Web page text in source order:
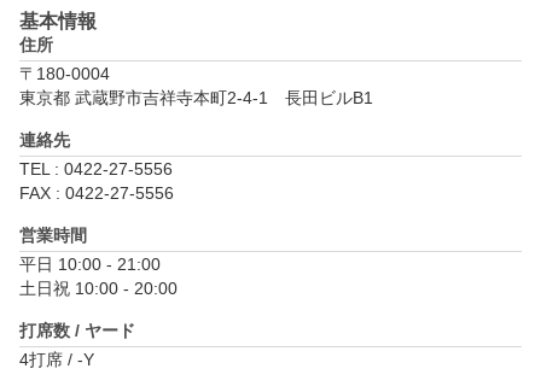
基本情報
住所
〒180-0004
東京都 武蔵野市吉祥寺本町2-4-1　長田ビルB1
連絡先
TEL : 0422-27-5556
FAX : 0422-27-5556
営業時間
平日 10:00 - 21:00
土日祝 10:00 - 20:00
打席数 / ヤード
4打席 / -Y